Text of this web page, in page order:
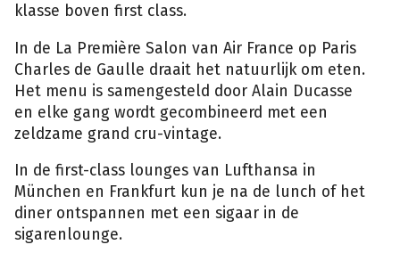
klasse boven first class.
In de La Première Salon van Air France op Paris
Charles de Gaulle draait het natuurlijk om eten.
Het menu is samengesteld door Alain Ducasse
en elke gang wordt gecombineerd met een
zeldzame grand cru-vintage.
In de first-class lounges van Lufthansa in
München en Frankfurt kun je na de lunch of het
diner ontspannen met een sigaar in de
sigarenlounge.